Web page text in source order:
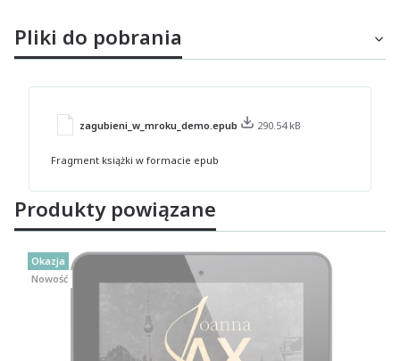
Pliki do pobrania
zagubieni_w_mroku_demo.epub 290.54 kB
Fragment książki w formacie epub
Produkty powiązane
Okazja
Nowość